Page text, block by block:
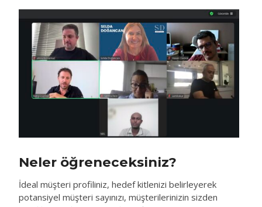
Neler öğreneceksiniz?
İdeal müşteri profiliniz, hedef kitlenizi belirleyerek
potansiyel müşteri sayınızı, müşterilerinizin sizden